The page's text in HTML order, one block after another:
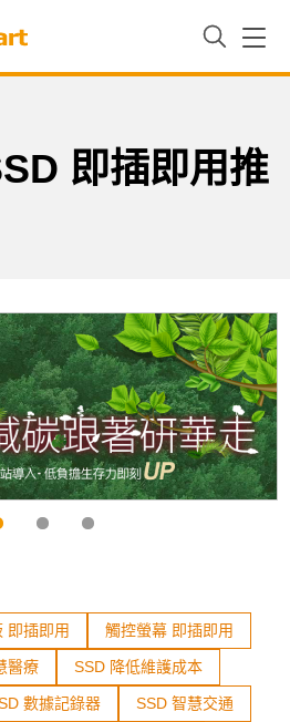
即插即用推
即插即用 觸控螢幕 即插即用
醫療 SSD 降低維護成本
數據記錄器 SSD 智慧交通